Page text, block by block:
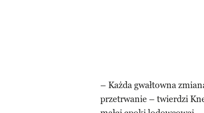
– Każda gwałtowna
przetrwanie – twierdzi